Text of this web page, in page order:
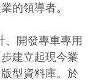
的領導者。
、開發專車專用
建立起現今業
型資料庫。於